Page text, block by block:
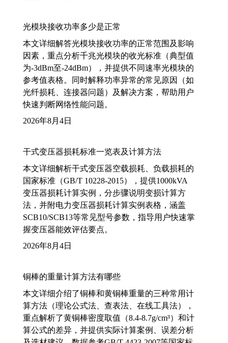
光模块接收功率多少是正常
本文详细解答光模块接收功率的正常范围及影响
因素，重点分析千兆光模块的收光标准（典型值
为-3dBm至-24dBm），并提供不同速率光模块的
参考值表格。同时解释功率异常的常见原因（如
光纤损耗、连接器问题）及解决方案，帮助用户
快速判断网络性能问题。
2026年8月4日
干式变压器损耗标准一览表及计算方法
本文详细解析干式变压器空载损耗、负载损耗的
国家标准（GB/T 10228-2015），提供1000kVA
变压器损耗计算实例，分步骤说明变损计算方
法，并附电力变压器损耗计算实例表格，涵盖
SCB10/SCB13等常见型号参数，指导用户快速掌
握变压器能效评估要点。
2026年8月4日
铜棒的重量计算方法有哪些
本文详细介绍了铜棒和黄铜棒重量的三种常用计
算方法（理论公式法、查表法、在线工具法），
重点解析了黄铜棒密度取值（8.4-8.7g/cm³）和计
算公式的差异，并提供实际计算案例、误差分析